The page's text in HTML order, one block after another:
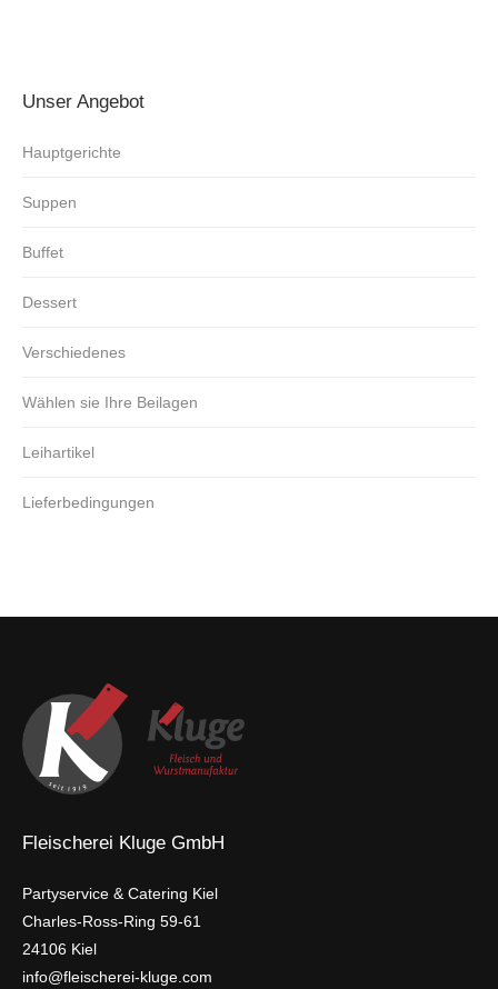
Unser Angebot
Hauptgerichte
Suppen
Buffet
Dessert
Verschiedenes
Wählen sie Ihre Beilagen
Leihartikel
Lieferbedingungen
Fleischerei Kluge GmbH
Partyservice & Catering Kiel
Charles-Ross-Ring 59-61
24106 Kiel
info@fleischerei-kluge.com